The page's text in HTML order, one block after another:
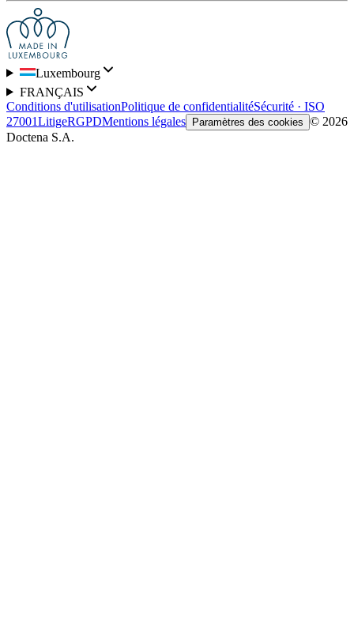
Luxembourg
FRANÇAIS
Conditions d'utilisationPolitique de confidentialitéSécurité · ISO
27001LitigeRGPDMentions légales Paramètres des cookies © 2026
Doctena S.A.